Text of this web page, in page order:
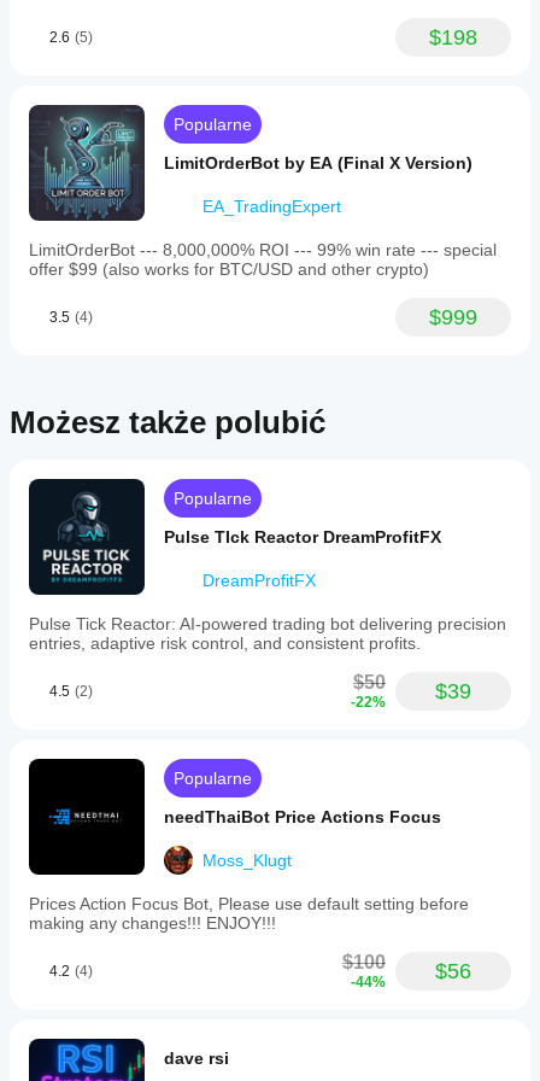
danych
Windows i Mac.
koncie?
zależności od
warunków
oferowanych
przez brokera,
spreadów i
jakości
zleceń.
Przetestowanie
własnym
sprawdza się
on w
użytkowaniu.
2.6 (5) $198
Popularne
LimitOrderBot by EA (Final X Version)
EA_TradingExpert
LimitOrderBot --- 8,000,000% ROI --- 99% win rate --- special
offer $99 (also works for BTC/USD and other crypto)
3.5 (4) $999
Możesz także polubić
Popularne
Pulse TIck Reactor DreamProfitFX
DreamProfitFX
Pulse Tick Reactor: AI-powered trading bot delivering precision
entries, adaptive risk control, and consistent profits.
4.5 (2) $50
-22% $39
Popularne
needThaiBot Price Actions Focus
Moss_Klugt
Prices Action Focus Bot, Please use default setting before
making any changes!!! ENJOY!!!
4.2 (4) $100
-44% $56
dave rsi